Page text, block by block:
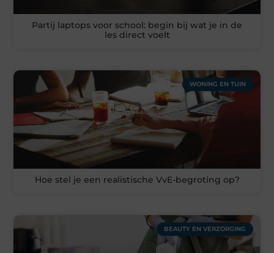
Partij laptops voor school: begin bij wat je in de
les direct voelt
WONING EN TUIN
Hoe stel je een realistische VvE-begroting op?
BEAUTY EN VERZORGING